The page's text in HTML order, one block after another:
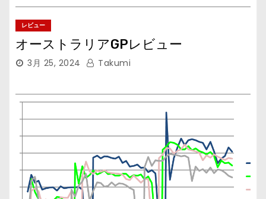
レビュー
オーストラリアGPレビュー
3月 25, 2024 Takumi